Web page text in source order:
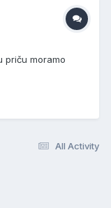
priču moramo
All Activity